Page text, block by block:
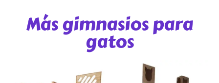
Más gimnasios para
gatos